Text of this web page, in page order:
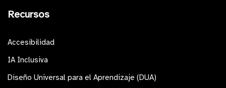
Recursos
Accesibilidad
IA Inclusiva
Diseño Universal para el Aprendizaje (DUA)